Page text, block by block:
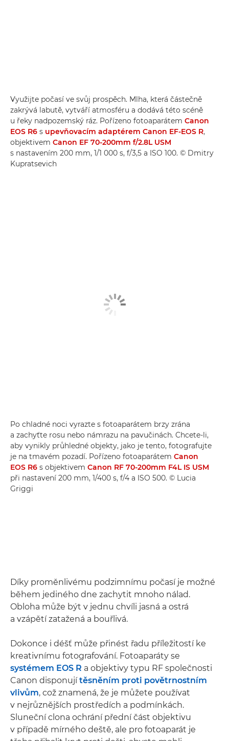
Využijte počasí ve svůj prospěch. Mlha, která částečně
zakrývá labutě, vytváří atmosféru a dodává této scéně
u řeky nadpozemský ráz. Pořízeno fotoaparátem Canon
EOS R6 s upevňovacím adaptérem Canon EF-EOS R,
objektivem Canon EF 70-200mm f/2.8L USM
s nastavením 200 mm, 1/1 000 s, f/3,5 a ISO 100. © Dmitry
Kupratsevich
Po chladné noci vyrazte s fotoaparátem brzy zrána
a zachyťte rosu nebo námrazu na pavučinách. Chcete-li,
aby vynikly průhledné objekty, jako je tento, fotografujte
je na tmavém pozadí. Pořízeno fotoaparátem Canon
EOS R6 s objektivem Canon RF 70-200mm F4L IS USM
při nastavení 200 mm, 1/400 s, f/4 a ISO 500. © Lucia
Griggi
Díky proměnlivému podzimnímu počasí je možné
během jediného dne zachytit mnoho nálad.
Obloha může být v jednu chvíli jasná a ostrá
a vzápětí zatažená a bouřlivá.
Dokonce i déšť může přinést řadu příležitostí ke
kreativnímu fotografování. Fotoaparáty se
systémem EOS R a objektivy typu RF společnosti
Canon disponujítěsněním proti povětrnostním
vlivům, což znamená, že je můžete používat
v nejrůznějších prostředích a podmínkách.
Sluneční clona ochrání přední část objektivu
v případě mírného deště, ale pro fotoaparát je